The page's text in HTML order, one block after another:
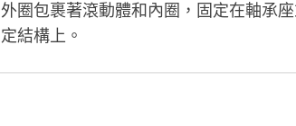
外圈包裹著滾動體和內圈，固定在軸承
定結構上。